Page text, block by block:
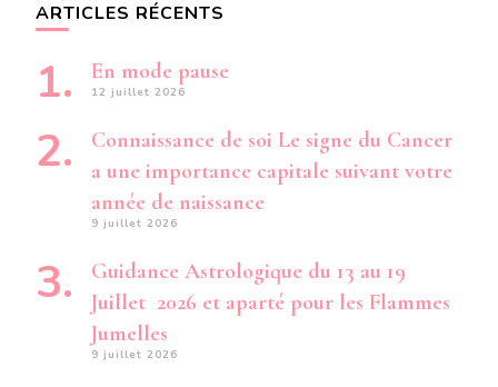
ARTICLES RÉCENTS
En mode pause
12 juillet 2026
Connaissance de soi Le signe du Cancer
a une importance capitale suivant votre
année de naissance
9 juillet 2026
Guidance Astrologique du 13 au 19
Juillet 2026 et aparté pour les Flammes
Jumelles
9 juillet 2026